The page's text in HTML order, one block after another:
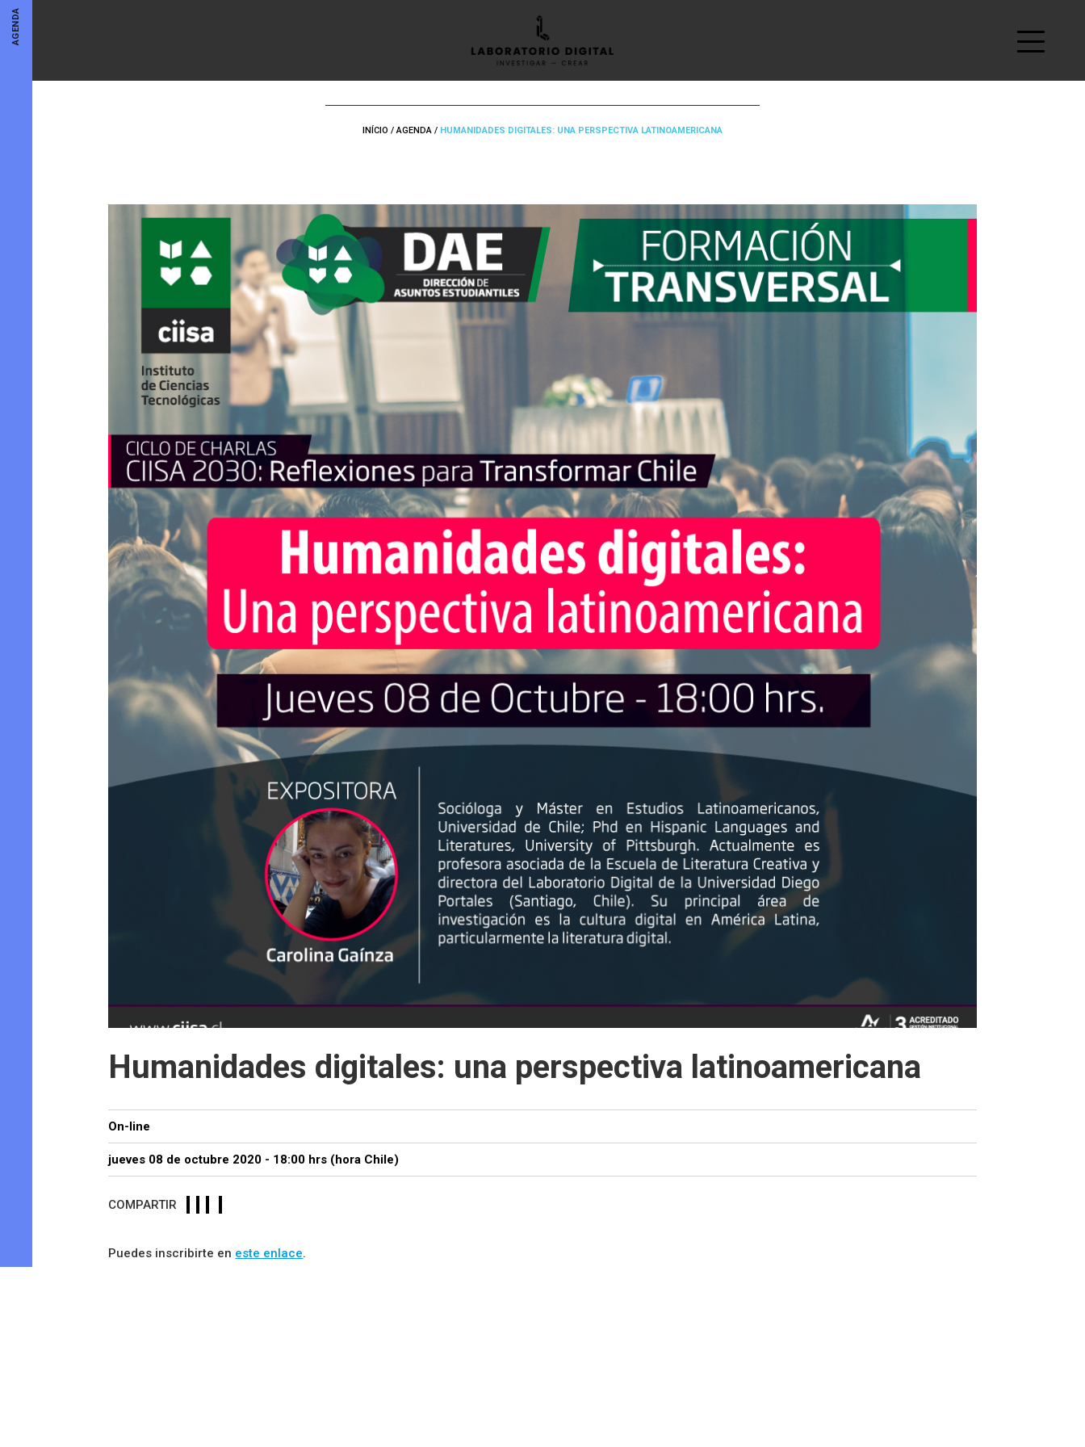
AGENDA
INÍCIO /AGENDA/ HUMANIDADES DIGITALES: UNA PERSPECTIVA LATINOAMERICANA
Humanidades digitales: una perspectiva latinoamericana
On-line
jueves 08 de octubre 2020 - 18:00 hrs (hora Chile)
COMPARTIR
Puedes inscribirte en este enlace.